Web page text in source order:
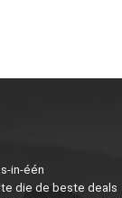
in-één
die de beste deals